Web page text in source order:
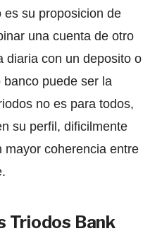
su proposicion de
una cuenta de otro
diaria con un deposito o
puede ser la
no es para todos,
su perfil, dificilmente
mayor coherencia entre
Triodos Bank